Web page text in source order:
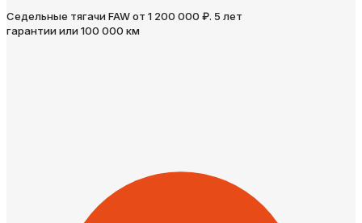
Седельные тягачи FAW от 1 200 000 ₽. 5 лет
гарантии или 100 000 км